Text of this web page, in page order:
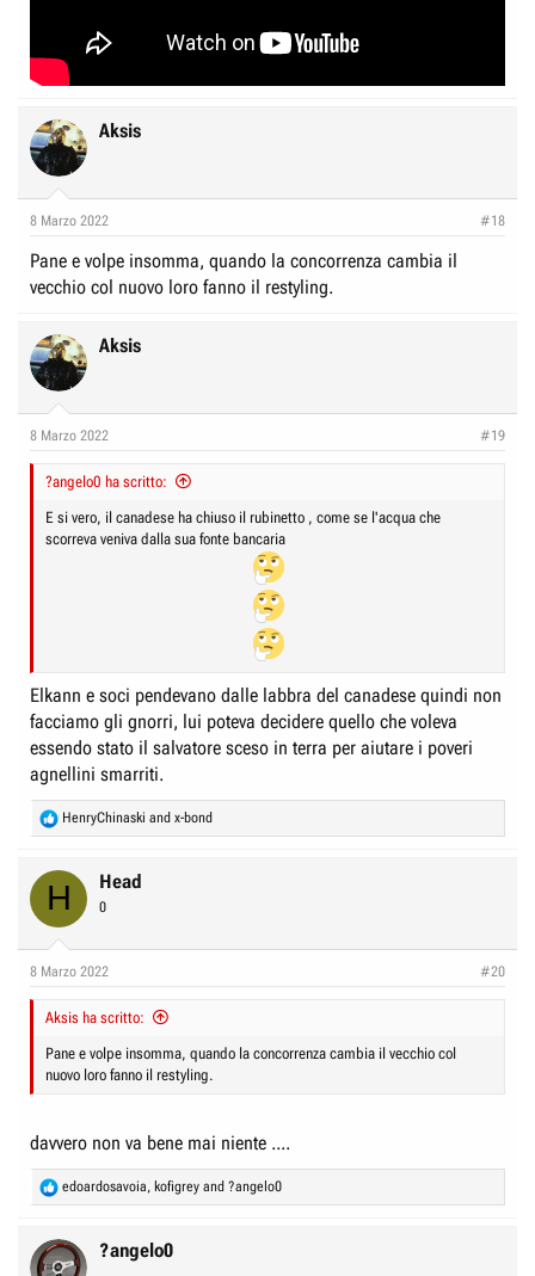
Aksis
8 Marzo 2022 #18
Pane e volpe insomma, quando la concorrenza cambia il
vecchio col nuovo loro fanno il restyling.
Aksis
8 Marzo 2022 #19
?angelo0 ha scritto:
E si vero, il canadese ha chiuso il rubinetto , come se l'acqua che
scorreva veniva dalla sua fonte bancaria
Elkann e soci pendevano dalle labbra del canadese quindi non
facciamo gli gnorri, lui poteva decidere quello che voleva
essendo stato il salvatore sceso in terra per aiutare i poveri
agnellini smarriti.
R
e
c
t
s
HenryChinaski and x-bond
H Head
0
8 Marzo 2022 #20
Aksis ha scritto:
Pane e volpe insomma, quando la concorrenza cambia il vecchio col
nuovo loro fanno il restyling.
davvero non va bene mai niente ....
R
e
c
t
edoardosavoia, kofigrey and ?angelo0
?angelo0